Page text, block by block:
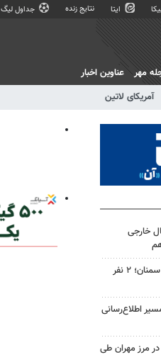
ایتا نتایج زنده جداول لیگ
آمریکای لاتین
مهر عناوین اخبار
خارجی
واژگونی دو خودرو در جاده‌های سمنان؛ ۲ نفر
اطلاع‌رسانی
هزار تردد در مرز مهران طی